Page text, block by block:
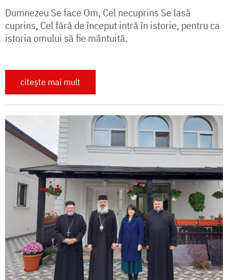
Dumnezeu Se face Om, Cel necuprins Se lasă
cuprins, Cel fără de început intră în istorie, pentru ca
istoria omului să fie mântuită.
citește mai mult